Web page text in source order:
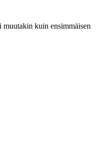
muutakin kuin ensimmäisen